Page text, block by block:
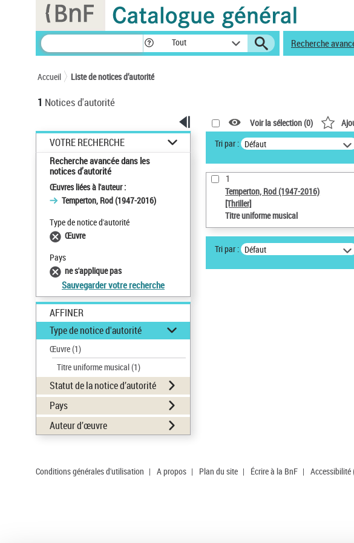
Tout Recherche
Accueil Liste de notices d’autorité
1 Notices d'autorité
VOTRE RECHERCHE
Recherche avancée dans les
notices d’autorité
Œuvres liées à l'auteur :
Temperton, Rod (1947-2016)
Type de notice d'autorité
Œuvre
Pays
ne s'applique pas
Sauvegarder votre recherche
AFFINER
Type de notice d'autorité
Œuvre(1)
Titre uniforme musical(1)
Statut de la notice d’autorité
Pays
Auteur d’œuvre
Voir la sélection (0)
Tri par : Défaut
1
Temperton, Rod (1947-2016)
[Thriller]
Titre uniforme musical
Tri par : Défaut
Conditions générales d'utilisation | A propos | Plan du site | Écrire à la BnF | Accessibilité
Panneau de gestion des cookies